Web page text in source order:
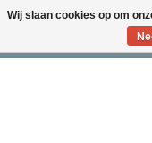
Wij slaan cookies op om